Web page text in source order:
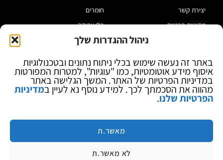
ניהול ההגדרות שלך
באתר זה נעשה שימוש בכלי ניתוח נתונים ובטכנולוגיות
איסוף מידע אוטומטיות, כמו "עוגיות", למטרות המפורטות
במדיניות הפרטיות של האתר. המשך הגלישה באתר
מהווה את הסכמתך לכך. למידע נוסף נא לעיין במדיניות
הפרטיות שלנו.
מאשר.ת
לא מאשר.ת
יצירת קשר
מדיניות פרטיות
בלוג
חומרים
כלי עבודה
מוצרי הלחמה
ספקי כח ומודדים
ציוד אופטי להגדלה
מותגים